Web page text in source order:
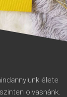
élete
olvasnánk.